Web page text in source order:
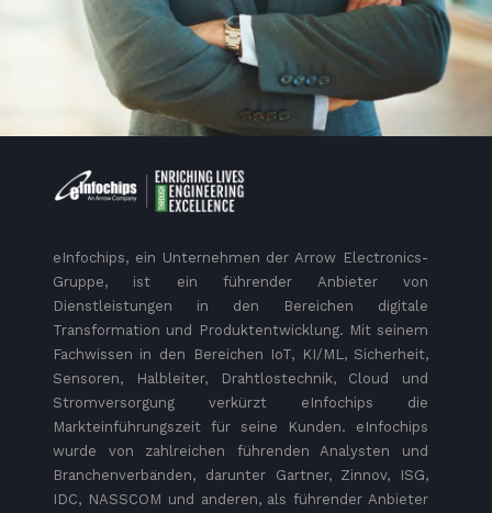
eInfochips, ein Unternehmen der Arrow Electronics-
Gruppe, ist ein führender Anbieter von
Dienstleistungen in den Bereichen digitale
Transformation und Produktentwicklung. Mit seinem
Fachwissen in den Bereichen IoT, KI/ML, Sicherheit,
Sensoren, Halbleiter, Drahtlostechnik, Cloud und
Stromversorgung verkürzt eInfochips die
Markteinführungszeit für seine Kunden. eInfochips
wurde von zahlreichen führenden Analysten und
Branchenverbänden, darunter Gartner, Zinnov, ISG,
IDC, NASSCOM und anderen, als führender Anbieter